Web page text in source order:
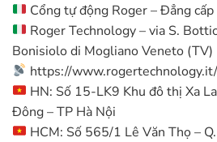
Cổng tự động Roger – Đẳng
Roger Technology – via S.
Bonisiolo di Mogliano Veneto (TV)
https://
HN: Số 15-LK9 Khu đô thị Xa
Đông – TP Hà Nội
HCM: Số 565/1 Lê Văn Thọ –